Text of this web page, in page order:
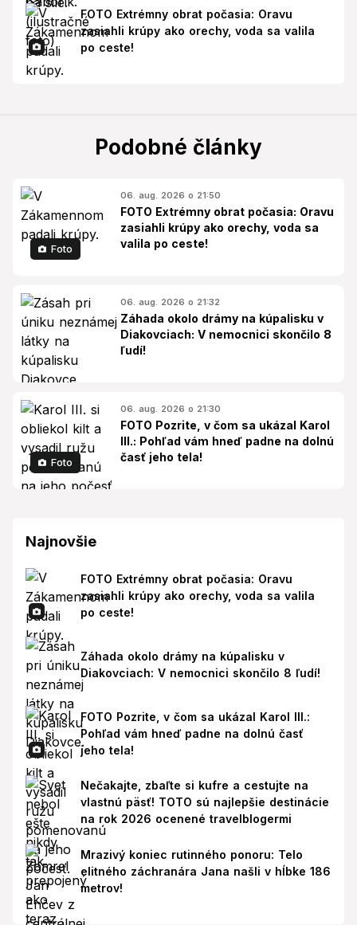
FOTO Extrémny obrat počasia: Oravu
zasiahli krúpy ako orechy, voda sa valila
po ceste!
Podobné články
Foto
06. aug. 2026 o 21:50
FOTO Extrémny obrat počasia: Oravu
zasiahli krúpy ako orechy, voda sa
valila po ceste!
06. aug. 2026 o 21:32
Záhada okolo drámy na kúpalisku v
Diakovciach: V nemocnici skončilo 8
ľudí!
Foto
06. aug. 2026 o 21:30
FOTO Pozrite, v čom sa ukázal Karol
III.: Pohľad vám hneď padne na dolnú
časť jeho tela!
Najnovšie
FOTO Extrémny obrat počasia: Oravu
zasiahli krúpy ako orechy, voda sa valila
po ceste!
Záhada okolo drámy na kúpalisku v
Diakovciach: V nemocnici skončilo 8 ľudí!
FOTO Pozrite, v čom sa ukázal Karol III.:
Pohľad vám hneď padne na dolnú časť
jeho tela!
Nečakajte, zbaľte si kufre a cestujte na
vlastnú päsť! TOTO sú najlepšie destinácie
na rok 2026 ocenené travelblogermi
Mrazivý koniec rutinného ponoru: Telo
elitného záchranára Jana našli v hĺbke 186
metrov!